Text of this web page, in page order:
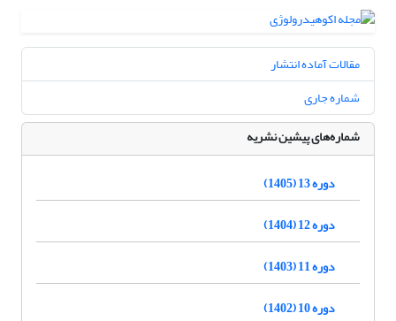
مقالات آماده انتشار
شماره جاری
شماره‌های پیشین نشریه
دوره 13 (1405)
دوره 12 (1404)
دوره 11 (1403)
دوره 10 (1402)